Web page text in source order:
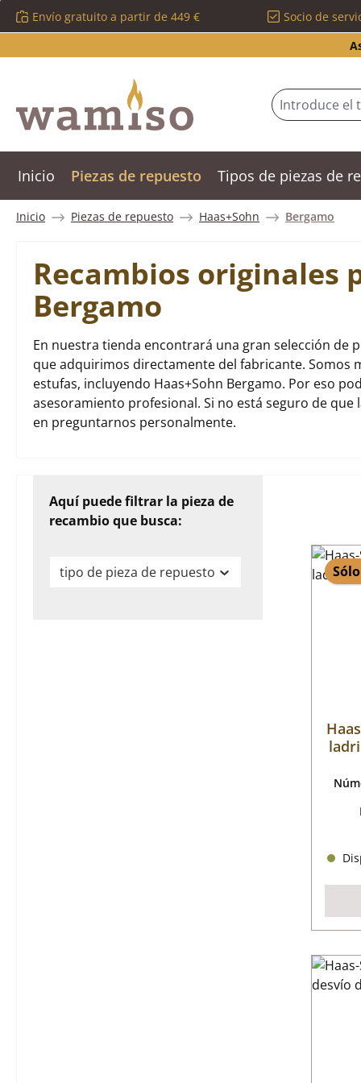
al contenido principal
Saltar a la búsqueda
Saltar a la navegación principal
Envío gratuito a partir de 449 € Socio de
Inicio Piezas de repuesto Tipos de piezas de
Inicio Piezas de repuesto Haas+Sohn Bergamo
Recambios originales
Bergamo
En nuestra tienda encontrará una gran selección de
que adquirimos directamente del fabricante. Somos
estufas, incluyendo Haas+Sohn Bergamo. Por eso
asesoramiento profesional. Si no está seguro de
en preguntarnos personalmente.
Aquí puede filtrar la pieza de
recambio que busca:
tipo de pieza de repuesto